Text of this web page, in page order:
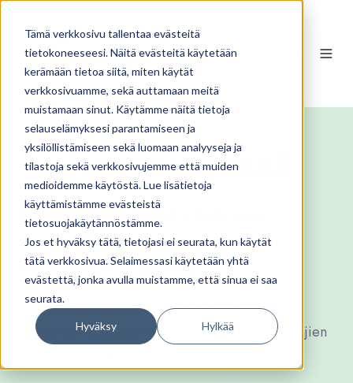
Tämä verkkosivu tallentaa evästeitä
tietokoneeseesi. Näitä evästeitä käytetään
kerämään tietoa siitä, miten käytät
verkkosivuamme, sekä auttamaan meitä
muistamaan sinut. Käytämme näitä tietoja
selauselämyksesi parantamiseen ja
yksilöllistämiseen sekä luomaan analyyseja ja
tilastoja sekä verkkosivujemme että muiden
medioidemme käytöstä. Lue lisätietoja
käyttämistämme evästeistä
tietosuojakäytännöstämme.
Jos et hyväksy tätä, tietojasi ei seurata, kun käytät
tätä verkkosivua. Selaimessasi käytetään yhtä
evästettä, jonka avulla muistamme, että sinua ei saa
seurata.
Hyväksy Hylkää
Tuotemanuaali
Kaikki tuotteesi yhdessä
ammattimaisessa
myyntityökalussa
Esittele alueesi ja matkailuyrityksesi selkeästi,
houkuttelevasti ja kansainvälisten matkanjärjestäjien